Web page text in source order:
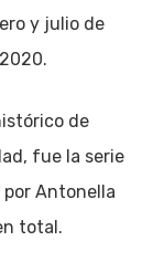
y julio de
de
fue la serie
por Antonella
total.